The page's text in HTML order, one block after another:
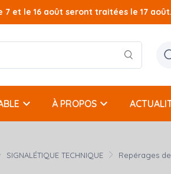
7 et le 16 août seront traitées le 17 août.
keyboard_arrow_down À PROPOS keyboard_arrow_down
SIGNALÉTIQUE TECHNIQUE Repérages